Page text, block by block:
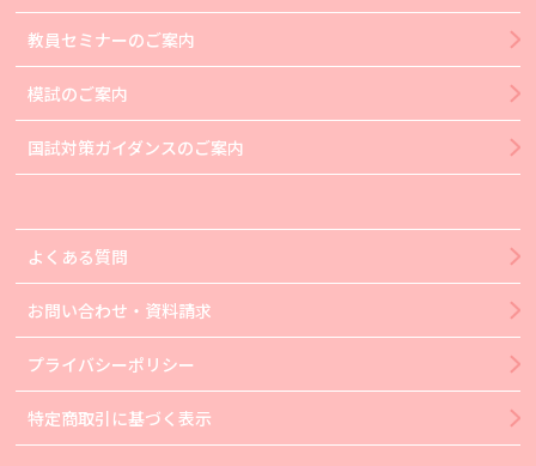
教員セミナーのご案内
模試のご案内
国試対策ガイダンスのご案内
よくある質問
お問い合わせ・資料請求
プライバシーポリシー
特定商取引に基づく表示